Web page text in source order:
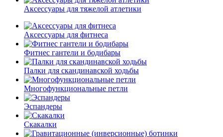
Аксессуары для тяжелой атлетики
Аксессуары для фитнеса
Фитнес гантели и бодибары
Палки для скандинавской ходьбы
Многофункциональные петли
Эспандеры
Скакалки